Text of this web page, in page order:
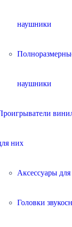
наушники
наушники
них
Аксессуары
Головки
ROSE RSA720
USB 2.0 и
USB 3.0
изоляции
c USB-